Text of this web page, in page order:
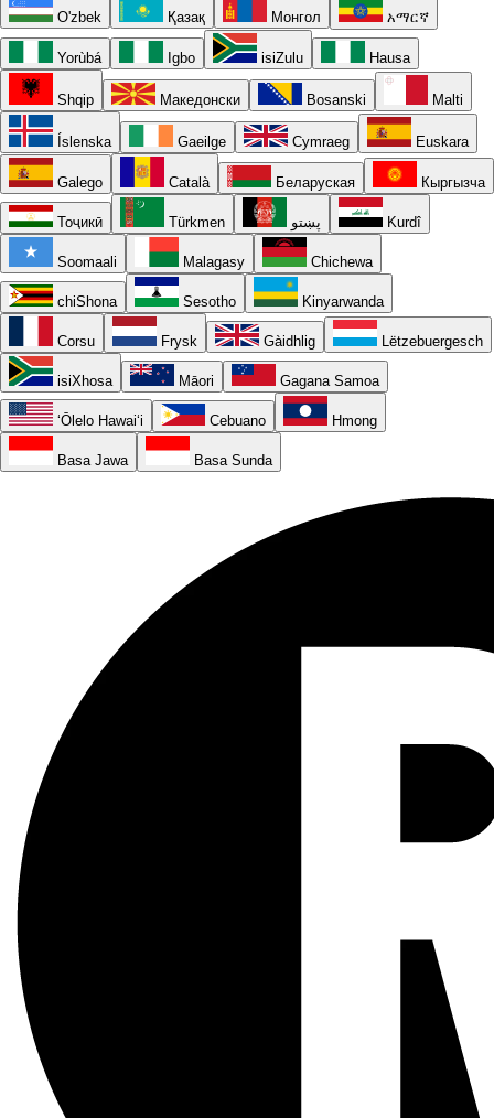
O'zbek
Қазақ Монгол አማርኛ
Yorùbá Igbo isiZulu Hausa
Shqip Македонски Bosanski Malti
Íslenska Gaeilge Cymraeg Euskara
Galego Català Беларуская Кыргызча
Тоҷикӣ Türkmen پښتو Kurdî
Soomaali Malagasy Chichewa
chiShona Sesotho Kinyarwanda
Corsu Frysk Gàidhlig Lëtzebuergesch
isiXhosa Māori Gagana Samoa
ʻŌlelo Hawaiʻi Cebuano Hmong
Basa Jawa Basa Sunda